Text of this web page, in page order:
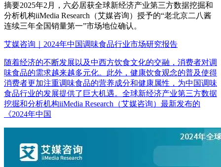
摘要2025年2月，六必居获全球新经济产业第三方数据挖掘和
分析机构iiMedia Research（艾媒咨询）授予的“老北京二八酱
连续三年全国销量第一”市场地位确认。
艾媒咨询｜2024年中国调味食品行业市场研究报告
随着经济的不断发展以及中西方饮食文化的交融，消费者对调
味食品的需求越来越多元化。此外，健康饮食观念的普及使得
消费者更加注重调味食品的营养成分和健康属性，为中国调味
食品行业的发展提供了巨大机遇。全球新经济产业第三方数据
挖掘和分析机构iiMedia Research（艾媒咨询）最新发布的
《2024年中国